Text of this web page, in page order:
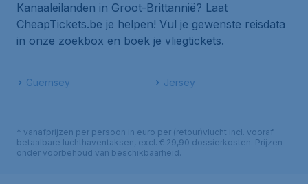
Kanaaleilanden in Groot-Brittannië? Laat
CheapTickets.be je helpen! Vul je gewenste reisdata
in onze zoekbox en boek je vliegtickets.
Guernsey Jersey
* vanafprijzen per persoon in euro per (retour)vlucht incl. vooraf
betaalbare luchthaventaksen, excl. € 29,90 dossierkosten. Prijzen
onder voorbehoud van beschikbaarheid.